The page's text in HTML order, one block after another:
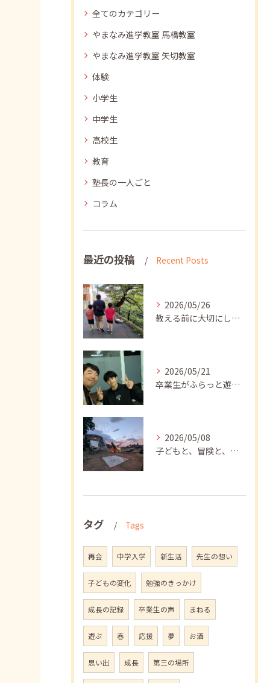
全てのカテゴリー
やまなみ進学教室 馬橋教室
やまなみ進学教室 矢切教室
体験
小学生
中学生
高校生
教育
塾長の一人ごと
コラム
最近の投稿 Recent Posts
2026/05/26
教える前に大切にしたいこと
2026/05/21
卒業生がふらっと遊びに来てくれました
2026/05/08
子どもと、冒険と、学び
タグ Tags
再会 中学入学 新生活 先生の想い
子どもの変化 勉強のきっかけ
成長の記録 卒業生の声 まねる
遊ぶ 春 応援 夢 お酒
思い出 成長 第三の場所